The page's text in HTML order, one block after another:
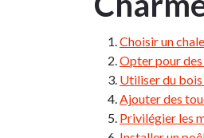
Choisir un
Opter pour
Utiliser du
Ajouter des
Privilégier les